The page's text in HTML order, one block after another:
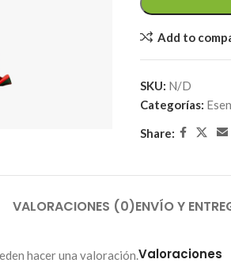
Add to
SKU: N/D
Categorías:
Share:
VALORACIONES (0)ENVÍO Y
Valoraciones
hacer una valoración.